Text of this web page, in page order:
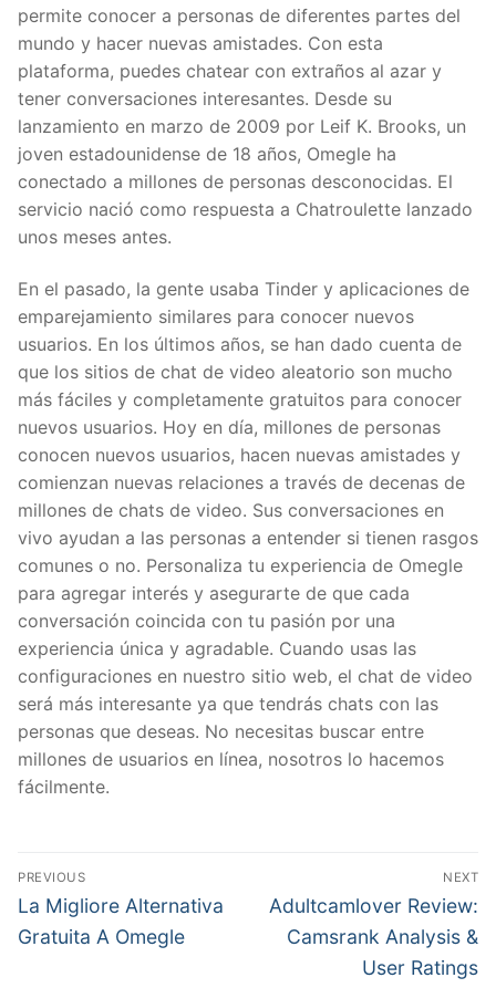
permite conocer a personas de diferentes partes del
mundo y hacer nuevas amistades. Con esta
plataforma, puedes chatear con extraños al azar y
tener conversaciones interesantes. Desde su
lanzamiento en marzo de 2009 por Leif K. Brooks, un
joven estadounidense de 18 años, Omegle ha
conectado a millones de personas desconocidas. El
servicio nació como respuesta a Chatroulette lanzado
unos meses antes.
En el pasado, la gente usaba Tinder y aplicaciones de
emparejamiento similares para conocer nuevos
usuarios. En los últimos años, se han dado cuenta de
que los sitios de chat de video aleatorio son mucho
más fáciles y completamente gratuitos para conocer
nuevos usuarios. Hoy en día, millones de personas
conocen nuevos usuarios, hacen nuevas amistades y
comienzan nuevas relaciones a través de decenas de
millones de chats de video. Sus conversaciones en
vivo ayudan a las personas a entender si tienen rasgos
comunes o no. Personaliza tu experiencia de Omegle
para agregar interés y asegurarte de que cada
conversación coincida con tu pasión por una
experiencia única y agradable. Cuando usas las
configuraciones en nuestro sitio web, el chat de video
será más interesante ya que tendrás chats con las
personas que deseas. No necesitas buscar entre
millones de usuarios en línea, nosotros lo hacemos
fácilmente.
文
章
導
PREVIOUS
Previous
post:
La Migliore Alternativa
Gratuita A Omegle
NEXT
Next
post:
Adultcamlover Review:
Camsrank Analysis &
User Ratings